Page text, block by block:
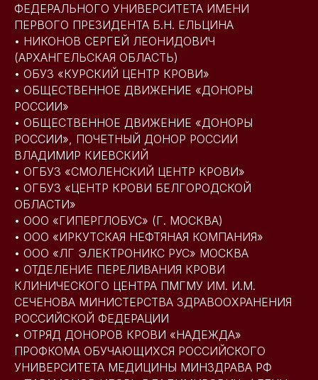
ФЕДЕРАЛЬНОГО УНИВЕРСИТЕТА ИМЕНИ
ПЕРВОГО ПРЕЗИДЕНТА Б.Н. ЕЛЬЦИНА
• НИКОНОВ СЕРГЕЙ ЛЕОНИДОВИЧ
(АРХАНГЕЛЬСКАЯ ОБЛАСТЬ)
• ОБУЗ «КУРСКИЙ ЦЕНТР КРОВИ»
• ОБЩЕСТВЕННОЕ ДВИЖЕНИЕ «ДОНОРЫ
РОССИИ»
• ОБЩЕСТВЕННОЕ ДВИЖЕНИЕ «ДОНОРЫ
РОССИИ», ПОЧЕТНЫЙ ДОНОР РОССИИ
ВЛАДИМИР КИЕВСКИЙ
• ОГБУЗ «СМОЛЕНСКИЙ ЦЕНТР КРОВИ»
• ОГБУЗ «ЦЕНТР КРОВИ БЕЛГОРОДСКОЙ
ОБЛАСТИ»
• ООО «ГИПЕРГЛОБУС» (Г. МОСКВА)
• ООО «ИРКУТСКАЯ НЕФТЯНАЯ КОМПАНИЯ»
• ООО «ЛГ ЭЛЕКТРОНИКС РУС» МОСКВА
• ОТДЕЛЕНИЕ ПЕРЕЛИВАНИЯ КРОВИ
КЛИНИЧЕСКОГО ЦЕНТРА ПМГМУ ИМ. И.М.
СЕЧЕНОВА МИНИСТЕРСТВА ЗДРАВООХРАНЕНИЯ
РОССИЙСКОЙ ФЕДЕРАЦИИ
• ОТРЯД ДОНОРОВ КРОВИ «НАДЕЖДА»
ПРОФКОМА ОБУЧАЮЩИХСЯ РОССИЙСКОГО
УНИВЕРСИТЕТА МЕДИЦИНЫ МИНЗДРАВА РФ